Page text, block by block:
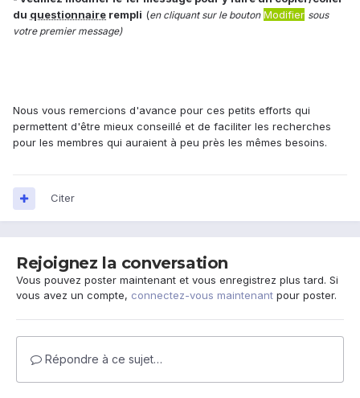
du questionnaire rempli (en cliquant sur le bouton Modifier sous
votre premier message)
Nous vous remercions d'avance pour ces petits efforts qui
permettent d'être mieux conseillé et de faciliter les recherches
pour les membres qui auraient à peu près les mêmes besoins.
Citer
Rejoignez la conversation
Vous pouvez poster maintenant et vous enregistrez plus tard. Si
vous avez un compte, connectez-vous maintenant pour poster.
Répondre à ce sujet…